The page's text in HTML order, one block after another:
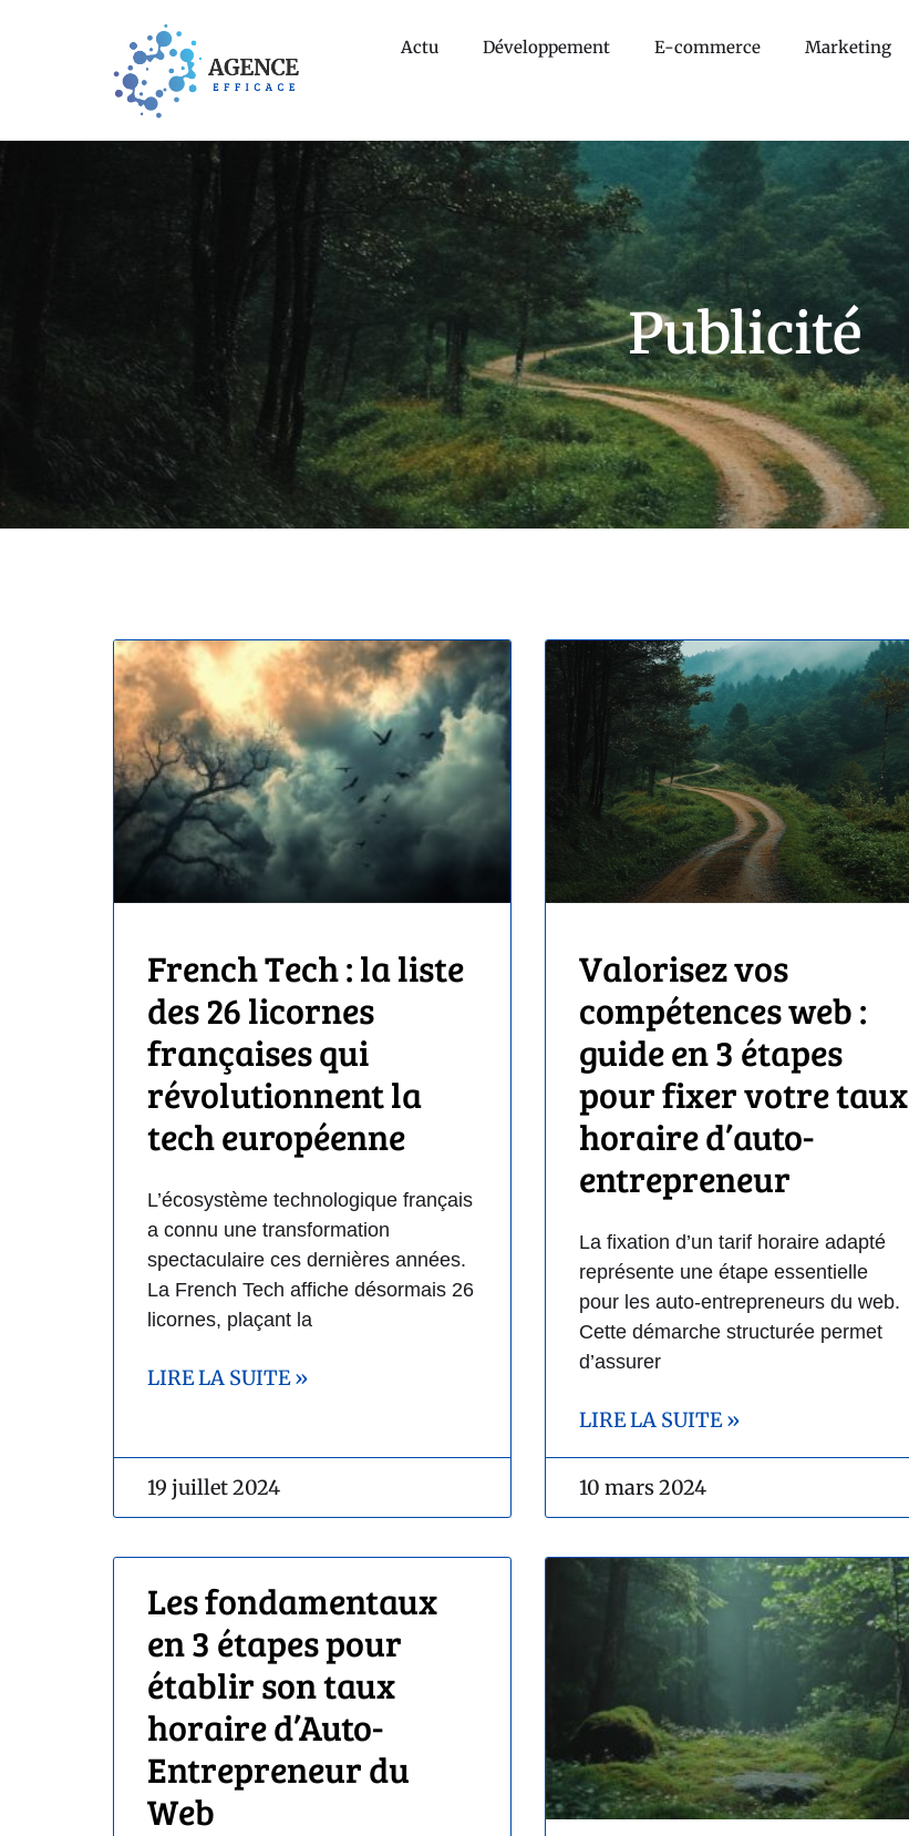
Actu Développement E-commerce Marketing
Publicité
French Tech : la liste
des 26 licornes
françaises qui
révolutionnent la
tech européenne
L’écosystème technologique français
a connu une transformation
spectaculaire ces dernières années.
La French Tech affiche désormais 26
licornes, plaçant la
LIRE LA SUITE »
19 juillet 2024
Valorisez vos
compétences web :
guide en 3 étapes
pour fixer votre taux
horaire d’auto-
entrepreneur
La fixation d’un tarif horaire adapté
représente une étape essentielle
pour les auto-entrepreneurs du web.
Cette démarche structurée permet
d’assurer
LIRE LA SUITE »
10 mars 2024
Les fondamentaux
en 3 étapes pour
établir son taux
horaire d’Auto-
Entrepreneur du
Web